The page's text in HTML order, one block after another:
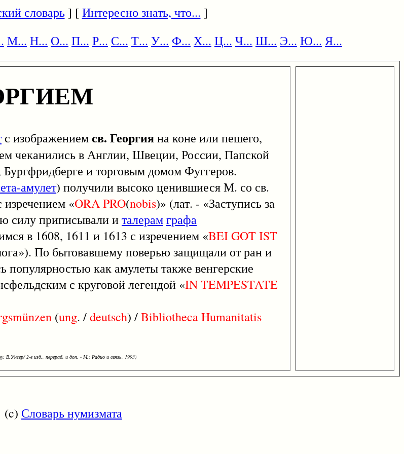
словарь] [Интересно знать, что... ]
М... Н... О... П... Р... С... Т... У... Ф... Х... Ц... Ч... Ш... Э... Ю... Я...
с изображениемсв. Георгияна коне или пешего,
чеканились в Англии, Швеции, России, Папской
и торговым домом Фуггеров.
амулет) получили высоко ценившиеся М. со св.
«ORAPRO(nobis)» (лат. - «Заступись за
силу приписывали италерамграфа
в 1608, 1611 и 1613 с изречением «BEIGOTIST
По бытовавшему поверью защищали от ран и
популярностью как амулеты также венгерские
с круговой легендой «INTEMPESTATE
(ung. /deutsch) /BibliothecaHumanitatis
В.Унгер/ 2-е изд., перераб. и доп. - М.: Радио и связь, 1993)
(c) Словарь нумизмата